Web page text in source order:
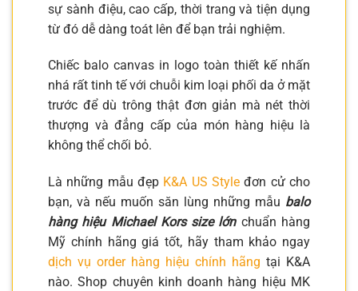
sự sành điệu, cao cấp, thời trang và tiện dụng
từ đó dễ dàng toát lên để bạn trải nghiệm.
Chiếc balo canvas in logo toàn thiết kế nhấn
nhá rất tinh tế với chuỗi kim loại phối da ở mặt
trước để dù trông thật đơn giản mà nét thời
thượng và đẳng cấp của món hàng hiệu là
không thể chối bỏ.
Là những mẫu đẹp K&A US Style đơn cử cho
bạn, và nếu muốn săn lùng những mẫu balo
hàng hiệu Michael Kors size lớnchuẩn hàng
Mỹ chính hãng giá tốt, hãy tham khảo ngay
dịch vụ order hàng hiệu chính hãng tại K&A
nào. Shop chuyên kinh doanh hàng hiệu MK